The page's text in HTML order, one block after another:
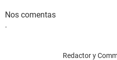
Nos comentas
.
Redactor y